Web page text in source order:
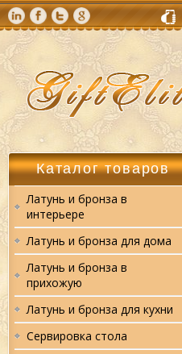
Каталог товаров
Латунь и бронза в
интерьере
Латунь и бронза для дома
Латунь и бронза в
прихожую
Латунь и бронза для кухни
Сервировка стола